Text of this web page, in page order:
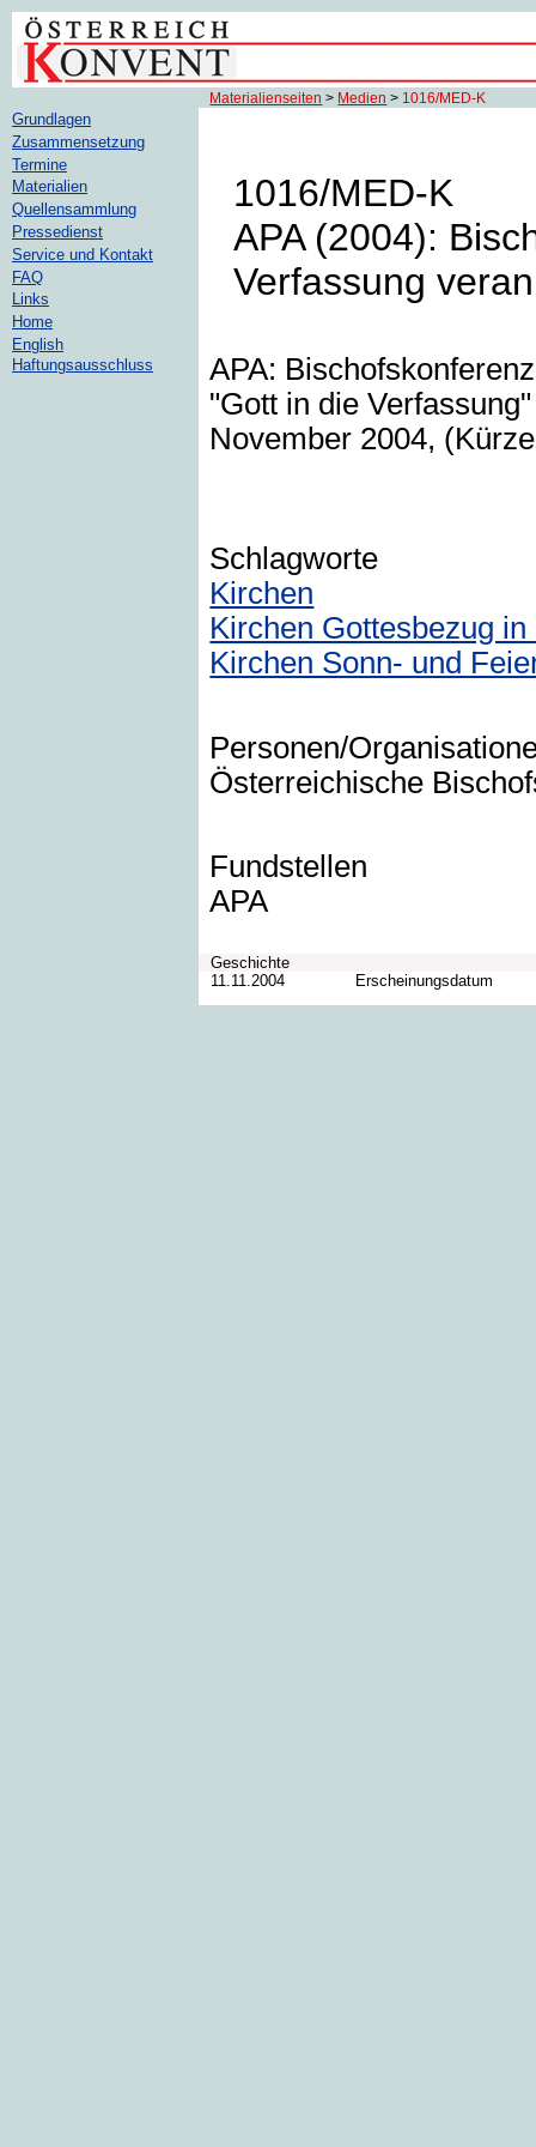
Materialienseiten > Medien > 1016/MED-K
1016/MED-K
APA (2004):
Verfassung
APA:
"Gott in die
November 2004,
Schlagworte
Kirchen
Kirchen Gottesbezug
Kirchen Sonn- und
Personen/
Österreichische
Fundstellen
APA
Geschichte
11.11.2004
Erscheinungsdatum
Grundlagen
Zusammensetzung
Termine
Materialien
Quellensammlung
Pressedienst
Service und Kontakt
FAQ
Links
Home
English
Haftungsausschluss